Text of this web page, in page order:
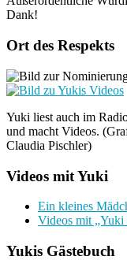
Dank!
Ort des Respekts
Yuki liest auch im
und macht Videos.
Claudia Pischler)
Videos mit Yuki
Ein kleines
Videos mit „Yuki
Yukis Gästebuch